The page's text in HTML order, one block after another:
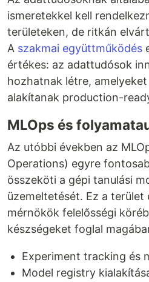
ismeretekkel kell
területeken, de ritkán
A szakmai együttműködés
értékes: az adattudósok
hozhatnak létre,
alakítanak production-
MLOps és
Az utóbbi években az
Operations) egyre
összeköti a gépi tanulási
üzemeltetését. Ez a terület
mérnökök felelősségi
készségeket foglal
Experiment tracking és
Model registry